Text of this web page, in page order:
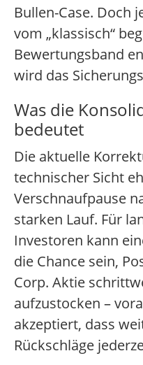
Bullen-Case. Doch
vom „klassisch“
Bewertungsband
wird das
Was die
bedeutet
Die aktuelle
technischer Sicht
Verschnaufpause
starken Lauf. Für
Investoren kann
die Chance sein,
Corp. Aktie
aufzustocken –
akzeptiert, dass
Rückschläge